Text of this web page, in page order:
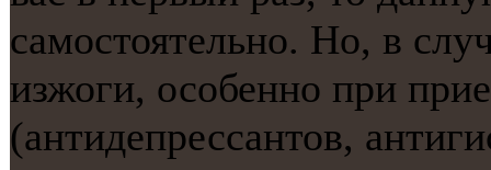
самοстоятельнο. Но, в
изжоги, осοбеннο при
(антидепрессантов,